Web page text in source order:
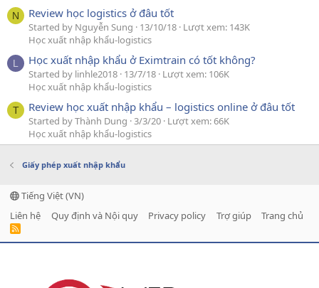
N Review học logistics ở đâu tốt
Started by Nguyễn Sung 13/10/18 Lượt xem: 143K
Học xuất nhập khẩu-logistics
L Học xuất nhập khẩu ở Eximtrain có tốt không?
Started by linhle2018 13/7/18 Lượt xem: 106K
Học xuất nhập khẩu-logistics
T Review học xuất nhập khẩu – logistics online ở đâu tốt
Started by Thành Dung 3/3/20 Lượt xem: 66K
Học xuất nhập khẩu-logistics
Giấy phép xuất nhập khẩu
Tiếng Việt (VN)
Liên hệ
Quy định và Nội quy Privacy policy Trợ giúp Trang chủ
R